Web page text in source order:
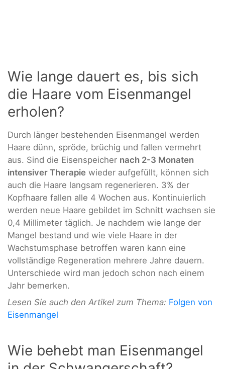
Wie lange dauert es, bis sich
die Haare vom Eisenmangel
erholen?
Durch länger bestehenden Eisenmangel werden
Haare dünn, spröde, brüchig und fallen vermehrt
aus. Sind die Eisenspeicher nach 2-3 Monaten
intensiver Therapie wieder aufgefüllt, können sich
auch die Haare langsam regenerieren. 3% der
Kopfhaare fallen alle 4 Wochen aus. Kontinuierlich
werden neue Haare gebildet im Schnitt wachsen sie
0,4 Millimeter täglich. Je nachdem wie lange der
Mangel bestand und wie viele Haare in der
Wachstumsphase betroffen waren kann eine
vollständige Regeneration mehrere Jahre dauern.
Unterschiede wird man jedoch schon nach einem
Jahr bemerken.
Lesen Sie auch den Artikel zum Thema: Folgen von
Eisenmangel
Wie behebt man Eisenmangel